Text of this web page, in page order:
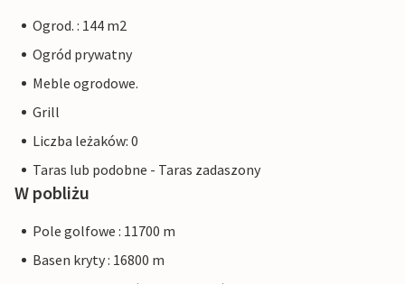
Ogrod. : 144 m2
Ogród prywatny
Meble ogrodowe.
Grill
Liczba leżaków: 0
Taras lub podobne - Taras zadaszony
W pobliżu
Pole golfowe : 11700 m
Basen kryty : 16800 m